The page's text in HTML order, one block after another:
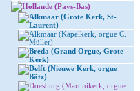
Hollande (Pays-Bas)
Alkmaar (Grote Kerk, St-
Laurent)
Alkmaar (Kapelkerk, orgue C.
Müller)
Breda (Grand Orgue, Grote
Kerk)
Delft (Nieuwe Kerk, orgue
Bätz)
Doesburg (Martinikerk, orgue